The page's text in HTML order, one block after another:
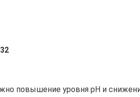
повышение уровня рН и